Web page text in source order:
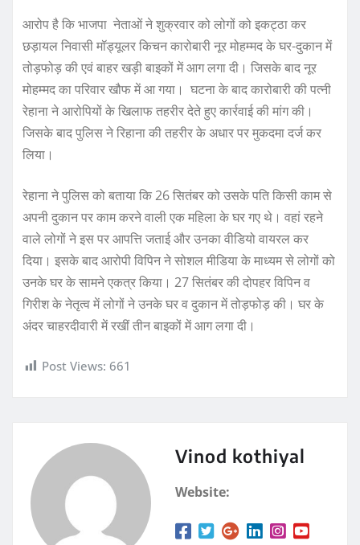
o
k
p
आरोप है कि भाजपा नेताओं ने शुक्रवार को लोगों को इकट्ठा कर
छड़ायल निवासी मॉड्यूलर किचन कारोबारी नूर मोहम्मद के घर-दुकान में
तोड़फोड़ की एवं बाहर खड़ी बाइकों में आग लगा दी। जिसके बाद नूर
मोहम्मद का परिवार खौफ में आ गया। घटना के बाद कारोबारी की पत्नी
रेहाना ने आरोपियों के खिलाफ तहरीर देते हुए कार्रवाई की मांग की।
जिसके बाद पुलिस ने रिहाना की तहरीर के अधार पर मुकदमा दर्ज कर
लिया।
रेहाना ने पुलिस को बताया कि 26 सितंबर को उसके पति किसी काम से
अपनी दुकान पर काम करने वाली एक महिला के घर गए थे। वहां रहने
वाले लोगों ने इस पर आपत्ति जताई और उनका वीडियो वायरल कर
दिया। इसके बाद आरोपी विपिन ने सोशल मीडिया के माध्यम से लोगों को
उनके घर के सामने एकत्र किया। 27 सितंबर की दोपहर विपिन व
गिरीश के नेतृत्व में लोगों ने उनके घर व दुकान में तोड़फोड़ की। घर के
अंदर चाहरदीवारी में रखीं तीन बाइकों में आग लगा दी।
Post Views: 661
Vinod kothiyal
Website: